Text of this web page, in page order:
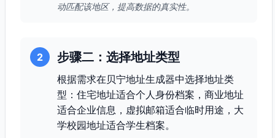
动匹配该地区，提高数据的真实性。
2 步骤二：选择地址类型
根据需求在贝宁地址生成器中选择地址类
型：住宅地址适合个人身份档案，商业地址
适合企业信息，虚拟邮箱适合临时用途，大
学校园地址适合学生档案。